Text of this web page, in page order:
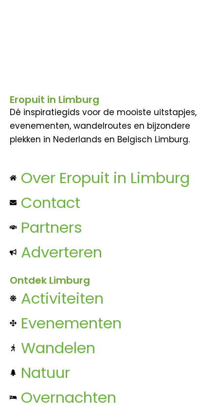
Eropuit in Limburg
Dé inspiratiegids voor de mooiste uitstapjes,
evenementen, wandelroutes en bijzondere
plekken in Nederlands en Belgisch Limburg.
Over Eropuit in Limburg
Contact
Partners
Adverteren
Ontdek Limburg
Activiteiten
Evenementen
Wandelen
Natuur
Overnachten